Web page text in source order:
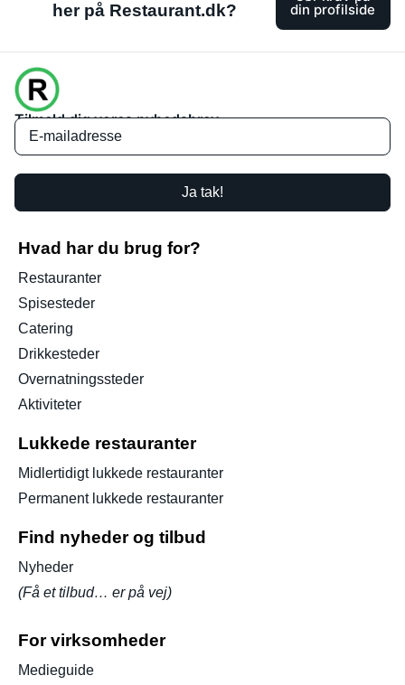
her på Restaurant.dk?
din profilside
Tilmeld dig vores nyhedsbrev
Ja tak!
Hvad har du brug for?
Restauranter
Spisesteder
Catering
Drikkesteder
Overnatningssteder
Aktiviteter
Lukkede restauranter
Midlertidigt lukkede restauranter
Permanent lukkede restauranter
Find nyheder og tilbud
Nyheder
(Få et tilbud… er på vej)
For virksomheder
Medieguide